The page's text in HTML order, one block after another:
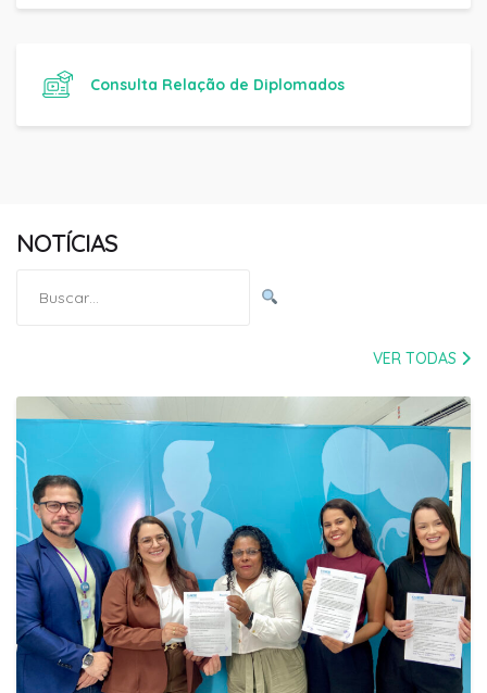
Consulta Relação de Diplomados
NOTÍCIAS
por:
VER TODAS